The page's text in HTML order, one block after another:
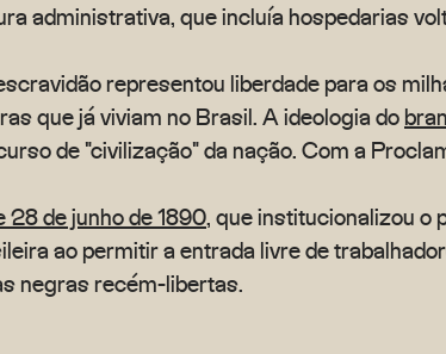
administrativa, que incluía hospedarias
representou liberdade para os
que já viviam no Brasil. A ideologia do
de "civilização" da nação. Com a
28 de junho de 1890, que institucionalizou o
ao permitir a entrada livre de
negras recém-libertas.